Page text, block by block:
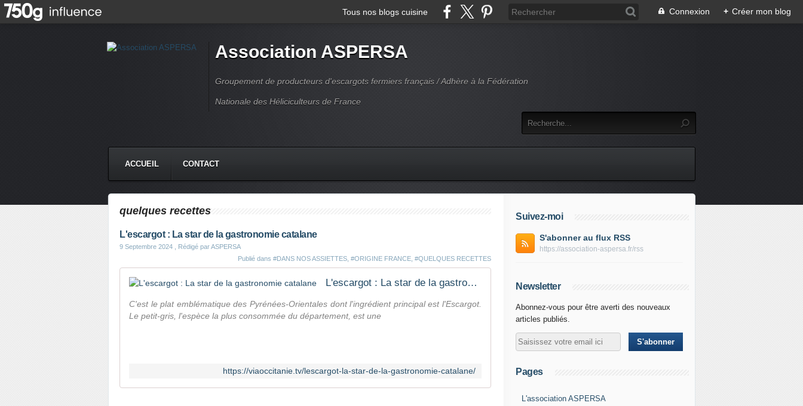
Tous nos blogs cuisine Connexion + Créer mon blog
Association ASPERSA
Groupement de producteurs d'escargots fermiers français / Adhère à la Fédération
Nationale des Héliciculteurs de France
ACCUEIL CONTACT
quelques recettes
L'escargot : La star de la gastronomie catalane
9 Septembre 2024 , Rédigé par ASPERSA
Publié dans #DANS NOS ASSIETTES #ORIGINE FRANCE #QUELQUES RECETTES
L'escargot : La star de la gastronomie catalane
C'est le plat emblématique des Pyrénées-Orientales dont l'ingrédient principal est l'Escargot.
Le petit-gris, l'espèce la plus consommée du département, est une
https://viaoccitanie.tv/lescargot-la-star-de-la-gastronomie-catalane/
Suivez-moi
S'abonner au flux RSS
https://association-aspersa.fr/rss
Newsletter
Abonnez-vous pour être averti des nouveaux
articles publiés.
Pages
L'association ASPERSA